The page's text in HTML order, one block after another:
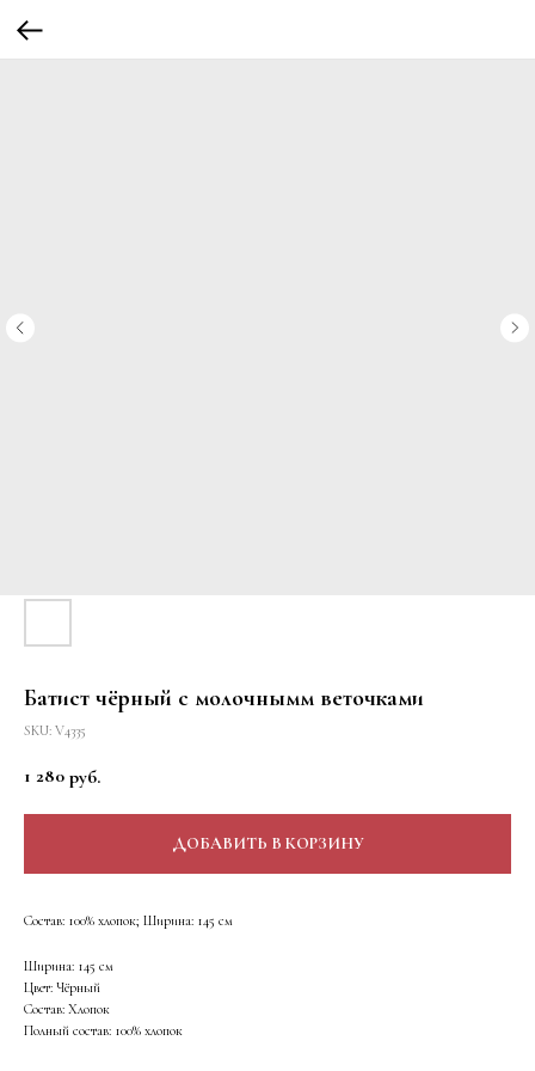
Батист чёрный с молочнымм веточками
SKU: V4335
1 280 руб.
ДОБАВИТЬ В КОРЗИНУ
Состав: 100% хлопок; Ширина: 145 см
Ширина: 145 см
Цвет: Чёрный
Состав: Хлопок
Полный состав: 100% хлопок